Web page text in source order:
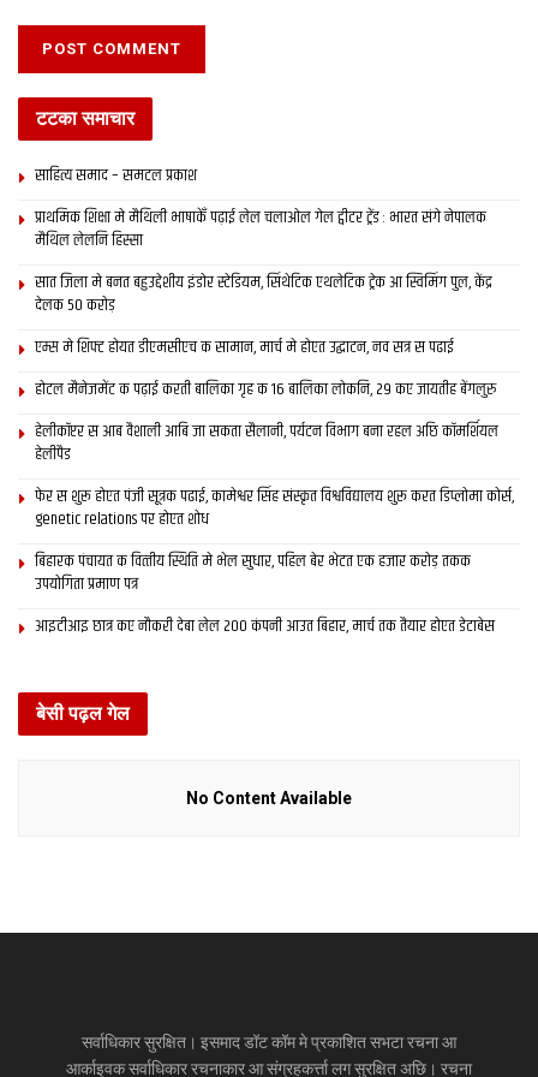
टटका समाचार
साहित्य समाद – समटल प्रकाश
प्राथमिक शि‍क्षा मे मैथि‍ली भाषाकेँ पढ़ाई लेल चलाओल गेल ट्वीटर ट्रेंड : भारत संगे नेपालक
मैथिल लेलनि हिस्सा
सात जिला मे बनत बहुउद्देशीय इंडोर स्‍टेडि‍यम, सिंथेटिक एथलेटिक ट्रेक आ स्विमिंग पुल, केंद्र
देलक 50 करोड़
एम्स मे शिफ्ट होयत डीएमसीएच क सामान, मार्च मे होएत उद्घाटन, नव सत्र स पढाई
होटल मैनेजमेंट क पढ़ाई करती बालिका गृह क 16 बालिका लोकनि, 29 कए जायतीह बेंगलुरु
हेलीकॉप्टर स आब वैशाली आबि जा सकता सैलानी, पर्यटन विभाग बना रहल अछि कॉमर्शियल
हेलीपैड
फेर स शुरू होएत पंजी सूत्रक पढाई, कामेश्वर सिंह संस्कृत विश्वविद्यालय शुरू करत डिप्लोमा कोर्स,
genetic relations पर होएत शोध
बिहारक पंचायत क वित्‍तीय स्थिति मे भेल सुधार, पहिल बेर भेटत एक हजार करोड़ तकक
उपयोगिता प्रमाण पत्र
आइटीआइ छात्र कए नौकरी देबा लेल 200 कंपनी आउत बिहार, मार्च तक तैयार होएत डेटाबेस
बेसी पढ़ल गेल
No Content Available
सर्वाधिकार सुरक्षित। इसमाद डॉट कॉम मे प्रकाशित सभटा रचना आ
आर्काइवक सर्वाधिकार रचनाकार आ संग्रहकर्त्ता लग सुरक्षित अछि। रचना